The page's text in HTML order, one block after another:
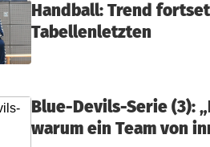
Handball: Trend
Tabellenletzten
Blue-Devils-Serie (3):
warum ein Team von